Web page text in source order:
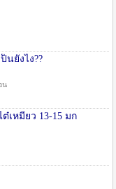
นยังไง??
น
เหมี่ยว 13-15 มก